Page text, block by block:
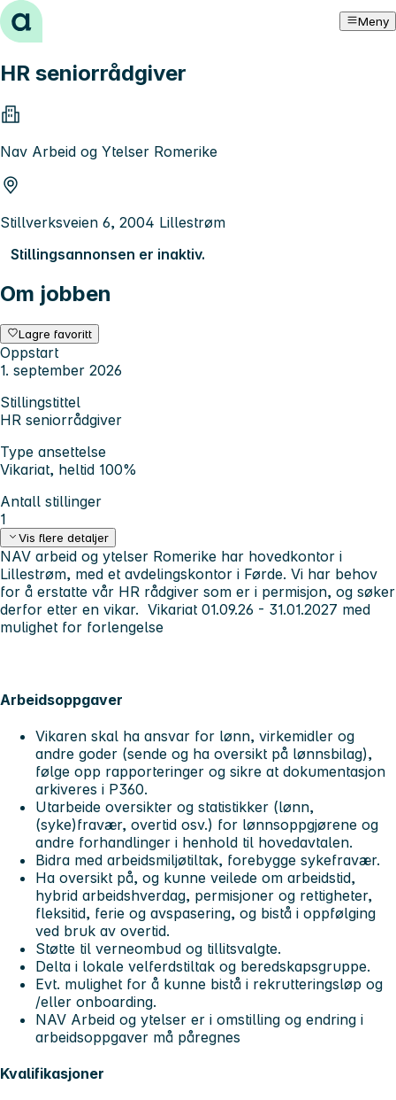
Hopp til innhold Meny
HR seniorrådgiver
Nav Arbeid og Ytelser Romerike
Stillverksveien 6, 2004 Lillestrøm
Stillingsannonsen er inaktiv.
Om jobben
Lagre favoritt
Oppstart
1. september 2026
Stillingstittel
HR seniorrådgiver
Type ansettelse
Vikariat, heltid 100%
Antall stillinger
1
Vis flere detaljer
NAV arbeid og ytelser Romerike har hovedkontor i
Lillestrøm, med et avdelingskontor i Førde. Vi har behov
for å erstatte vår HR rådgiver som er i permisjon, og søker
derfor etter en vikar. Vikariat 01.09.26 - 31.01.2027 med
mulighet for forlengelse
Arbeidsoppgaver
Vikaren skal ha ansvar for lønn, virkemidler og
andre goder (sende og ha oversikt på lønnsbilag),
følge opp rapporteringer og sikre at dokumentasjon
arkiveres i P360.
Utarbeide oversikter og statistikker (lønn,
(syke)fravær, overtid osv.) for lønnsoppgjørene og
andre forhandlinger i henhold til hovedavtalen.
Bidra med arbeidsmiljøtiltak, forebygge sykefravær.
Ha oversikt på, og kunne veilede om arbeidstid,
hybrid arbeidshverdag, permisjoner og rettigheter,
fleksitid, ferie og avspasering, og bistå i oppfølging
ved bruk av overtid.
Støtte til verneombud og tillitsvalgte.
Delta i lokale velferdstiltak og beredskapsgruppe.
Evt. mulighet for å kunne bistå i rekrutteringsløp og
/eller onboarding.
NAV Arbeid og ytelser er i omstilling og endring i
arbeidsoppgaver må påregnes
Kvalifikasjoner